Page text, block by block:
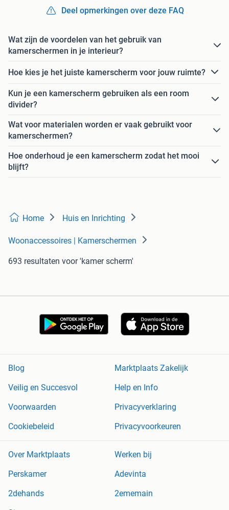
Deel opmerkingen over deze FAQ
Wat zijn de voordelen van het gebruik van
kamerschermen in je interieur?
Hoe kies je het juiste kamerscherm voor jouw ruimte?
Kun je een kamerscherm gebruiken als een room
divider?
Wat voor materialen worden er vaak gebruikt voor
kamerschermen?
Hoe onderhoud je een kamerscherm zodat het mooi
blijft?
Home Huis en Inrichting
Woonaccessoires | Kamerschermen
693 resultaten voor 'kamer scherm'
Blog
Marktplaats Zakelijk
Veilig en Succesvol
Help en Info
Voorwaarden
Privacyverklaring
Cookiebeleid
Privacyvoorkeuren
Over Marktplaats
Werken bij
Perskamer
Adevinta
2dehands
2ememain